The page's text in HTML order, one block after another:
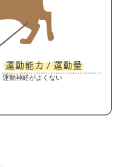
運動神経がよくない